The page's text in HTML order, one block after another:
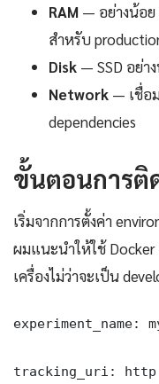
RAM — อย่างน้อย
สำหรับ
Disk — SSD อย่า
Network — เชื่อ
dependencies
ขั้นตอนการติ
เริ่มจากการตั้งค่า
ผมแนะนำให้ใช้
เครื่องไม่ว่าจะเป็น
experiment_name:
tracking_uri: